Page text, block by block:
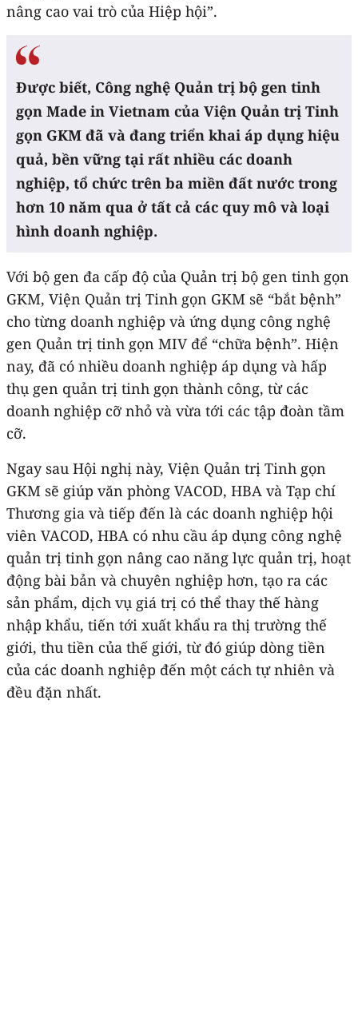
nâng cao vai trò của Hiệp hội”.
Được biết, Công nghệ Quản trị bộ gen tinh
gọn Made in Vietnam của Viện Quản trị Tinh
gọn GKM đã và đang triển khai áp dụng hiệu
quả, bền vững tại rất nhiều các doanh
nghiệp, tổ chức trên ba miền đất nước trong
hơn 10 năm qua ở tất cả các quy mô và loại
hình doanh nghiệp.
Với bộ gen đa cấp độ của Quản trị bộ gen tinh gọn
GKM, Viện Quản trị Tinh gọn GKM sẽ “bắt bệnh”
cho từng doanh nghiệp và ứng dụng công nghệ
gen Quản trị tinh gọn MIV để “chữa bệnh”. Hiện
nay, đã có nhiều doanh nghiệp áp dụng và hấp
thụ gen quản trị tinh gọn thành công, từ các
doanh nghiệp cỡ nhỏ và vừa tới các tập đoàn tầm
cỡ.
Ngay sau Hội nghị này, Viện Quản trị Tinh gọn
GKM sẽ giúp văn phòng VACOD, HBA và Tạp chí
Thương gia và tiếp đến là các doanh nghiệp hội
viên VACOD, HBA có nhu cầu áp dụng công nghệ
quản trị tinh gọn nâng cao năng lực quản trị, hoạt
động bài bản và chuyên nghiệp hơn, tạo ra các
sản phẩm, dịch vụ giá trị có thể thay thế hàng
nhập khẩu, tiến tới xuất khẩu ra thị trường thế
giới, thu tiền của thế giới, từ đó giúp dòng tiền
của các doanh nghiệp đến một cách tự nhiên và
đều đặn nhất.